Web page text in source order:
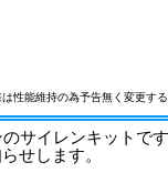
性能維持の為予告無く変更す
サイレンキットで
せします。